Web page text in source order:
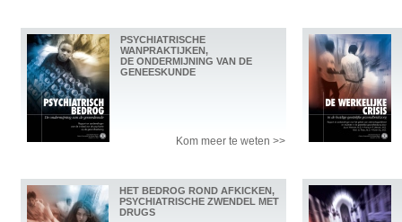
PSYCHIATRISCHE
WANPRAKTIJKEN,
DE ONDERMIJNING VAN DE
GENEESKUNDE
Kom meer te weten >>
HET BEDROG ROND AFKICKEN,
PSYCHIATRISCHE ZWENDEL MET
DRUGS